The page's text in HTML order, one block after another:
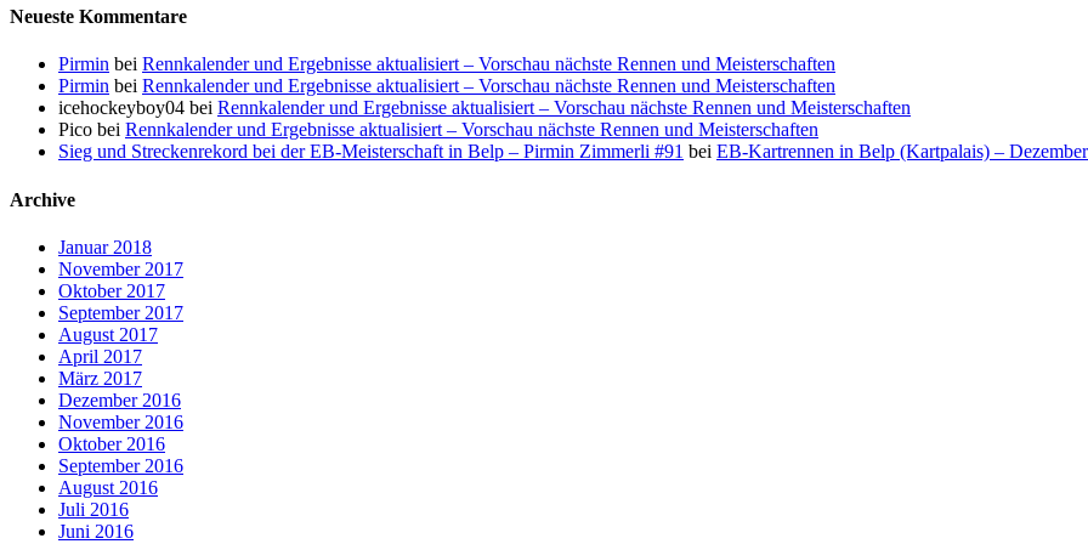
Neueste Kommentare
Pirmin bei Rennkalender und Ergebnisse aktualisiert – Vorschau nächste Rennen und Meisterschaften
Pirmin bei Rennkalender und Ergebnisse aktualisiert – Vorschau nächste Rennen und Meisterschaften
icehockeyboy04 bei Rennkalender und Ergebnisse aktualisiert – Vorschau nächste Rennen und Meisterschaften
Pico bei Rennkalender und Ergebnisse aktualisiert – Vorschau nächste Rennen und Meisterschaften
Sieg und Streckenrekord bei der EB-Meisterschaft in Belp – Pirmin Zimmerli #91 bei EB-Kartrennen in Belp (Kartpalais) –
Archive
Januar 2018
November 2017
Oktober 2017
September 2017
August 2017
April 2017
März 2017
Dezember 2016
November 2016
Oktober 2016
September 2016
August 2016
Juli 2016
Juni 2016